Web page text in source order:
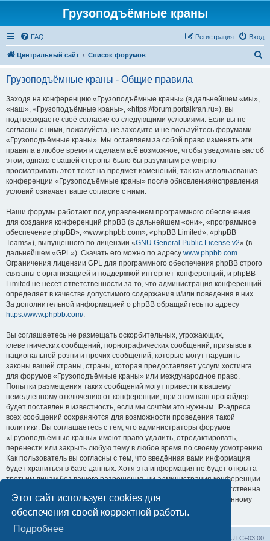
Этот сайт использует cookies для
обеспечения своей корректной работы.
Подробнее
Грузоподъёмные краны
FAQ Вход
Регистрация
Центральный сайт Список форумов
Грузоподъёмные краны - Общие правила
Заходя на конференцию «Грузоподъёмные краны» (в дальнейшем «мы»,
«наш», «Грузоподъёмные краны», «https://forum.portalkran.ru»), вы
подтверждаете своё согласие со следующими условиями. Если вы не
согласны с ними, пожалуйста, не заходите и не пользуйтесь форумами
«Грузоподъёмные краны». Мы оставляем за собой право изменять эти
правила в любое время и сделаем всё возможное, чтобы уведомить вас об
этом, однако с вашей стороны было бы разумным регулярно
просматривать этот текст на предмет изменений, так как использование
конференции «Грузоподъёмные краны» после обновления/исправления
условий означает ваше согласие с ними.
Наши форумы работают под управлением программного обеспечения
для создания конференций phpBB (в дальнейшем «они», «программное
обеспечение phpBB», «www.phpbb.com», «phpBB Limited», «phpBB
Teams»), выпущенного по лицензии «GNU General Public License v2» (в
дальнейшем «GPL»). Скачать его можно по адресу www.phpbb.com.
Ограничения лицензии GPL для программного обеспечения phpBB строго
связаны с организацией и поддержкой интернет-конференций, и phpBB
Limited не несёт ответственности за то, что администрация конференций
определяет в качестве допустимого содержания и/или поведения в них.
За дополнительной информацией о phpBB обращайтесь по адресу
https://www.phpbb.com/.
Вы соглашаетесь не размещать оскорбительных, угрожающих,
клеветнических сообщений, порнографических сообщений, призывов к
национальной розни и прочих сообщений, которые могут нарушить
законы вашей страны, страны, которая предоставляет услуги хостинга
для форумов «Грузоподъёмные краны» или международное право.
Попытки размещения таких сообщений могут привести к вашему
немедленному отключению от конференции, при этом ваш провайдер
будет поставлен в известность, если мы сочтём это нужным. IP-адреса
всех сообщений сохраняются для возможности проведения такой
политики. Вы соглашаетесь с тем, что администраторы форумов
«Грузоподъёмные краны» имеют право удалить, отредактировать,
перенести или закрыть любую тему в любое время по своему усмотрению.
Как пользователь вы согласны с тем, что введённая вами информация
будет храниться в базе данных. Хотя эта информация не будет открыта
третьим лицам без вашего разрешения, ни администрация конференции
«Грузоподъёмные краны», ни phpBB Limited не может быть ответственна
за действия хакеров, которые могут привести к несанкционированному
доступу к ней.
UTC+03:00